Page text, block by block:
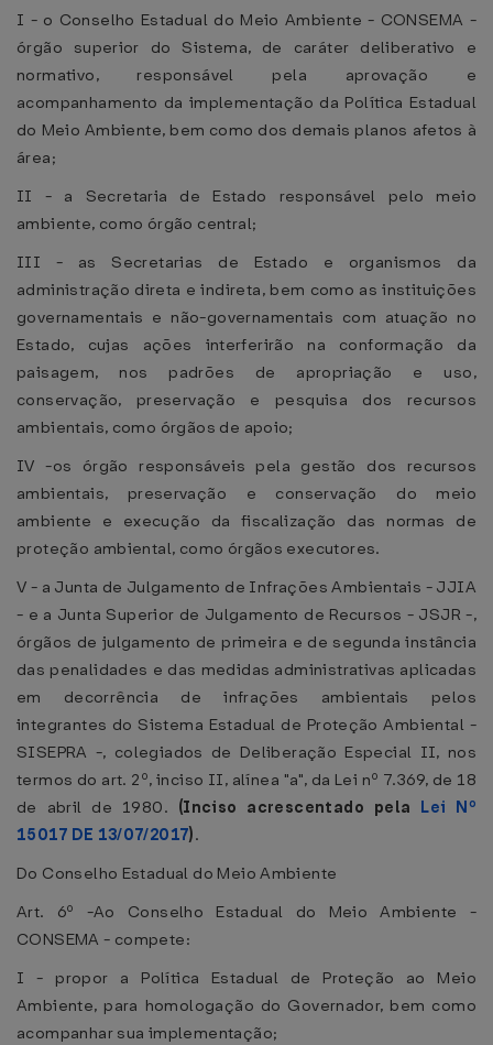
I - o Conselho Estadual do Meio Ambiente - CONSEMA -
órgão superior do Sistema, de caráter deliberativo e
normativo, responsável pela aprovação e
acompanhamento da implementação da Política Estadual
do Meio Ambiente, bem como dos demais planos afetos à
área;
II - a Secretaria de Estado responsável pelo meio
ambiente, como órgão central;
III - as Secretarias de Estado e organismos da
administração direta e indireta, bem como as instituições
governamentais e não-governamentais com atuação no
Estado, cujas ações interferirão na conformação da
paisagem, nos padrões de apropriação e uso,
conservação, preservação e pesquisa dos recursos
ambientais, como órgãos de apoio;
IV -os órgão responsáveis pela gestão dos recursos
ambientais, preservação e conservação do meio
ambiente e execução da fiscalização das normas de
proteção ambiental, como órgãos executores.
V - a Junta de Julgamento de Infrações Ambientais - JJIA
- e a Junta Superior de Julgamento de Recursos - JSJR -,
órgãos de julgamento de primeira e de segunda instância
das penalidades e das medidas administrativas aplicadas
em decorrência de infrações ambientais pelos
integrantes do Sistema Estadual de Proteção Ambiental -
SISEPRA -, colegiados de Deliberação Especial II, nos
termos do art. 2º, inciso II, alínea "a", da Lei nº 7.369, de 18
de abril de 1980. (Inciso acrescentado pela Lei Nº
15017 DE 13/07/2017).
Do Conselho Estadual do Meio Ambiente
Art. 6º -Ao Conselho Estadual do Meio Ambiente -
CONSEMA - compete:
I - propor a Política Estadual de Proteção ao Meio
Ambiente, para homologação do Governador, bem como
acompanhar sua implementação;